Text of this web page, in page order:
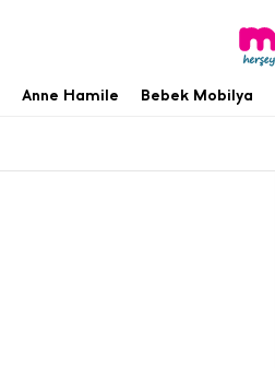
Anne Hamile Bebek Mobilya